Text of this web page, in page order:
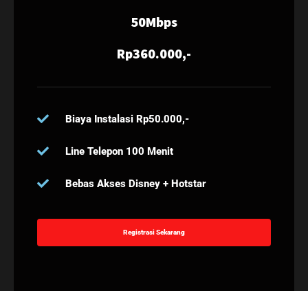
50Mbps
Rp360.000,-
Biaya Instalasi Rp50.000,-
Line Telepon 100 Menit
Bebas Akses Disney + Hotstar
Registrasi Sekarang